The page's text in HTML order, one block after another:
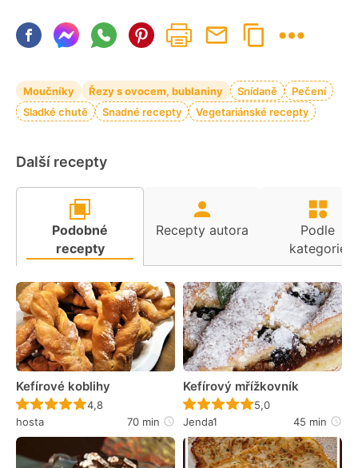
Moučníky Řezy s ovocem, bublaniny Snídaně
Pečení
Sladké chutě
Snadné recepty Vegetariánské recepty
Další recepty
Podobné
recepty
Recepty autora
Podle
kategorie
Kefírové koblihy
Recept ještě nebyl hodnocen
4,8
hosta
70 min
Kefírový mřížkovník
Recept ještě nebyl
5,0
Jenda1
45 min